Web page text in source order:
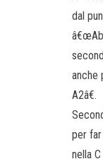
dal
anche
A2â€.
per
nella